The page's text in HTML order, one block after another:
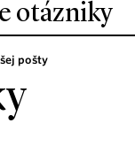
otázniky
pošty